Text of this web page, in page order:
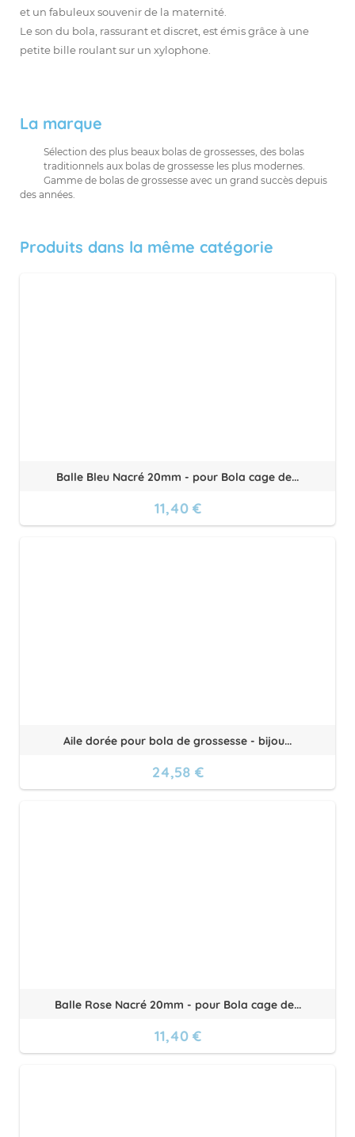
et un fabuleux souvenir de la maternité.
Le son du bola, rassurant et discret, est émis grâce à une
petite bille roulant sur un xylophone.
La marque
Sélection des plus beaux bolas de grossesses, des bolas
traditionnels aux bolas de grossesse les plus modernes.
Gamme de bolas de grossesse avec un grand succès depuis
des années.
Produits dans la même catégorie
Balle Bleu Nacré 20mm - pour Bola cage de...
11,40 €
Aile dorée pour bola de grossesse - bijou...
24,58 €
Balle Rose Nacré 20mm - pour Bola cage de...
11,40 €